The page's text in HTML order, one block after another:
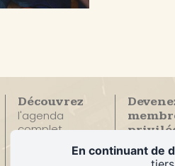
Découvrez
l'agenda
complet
du Duc
En continuant de